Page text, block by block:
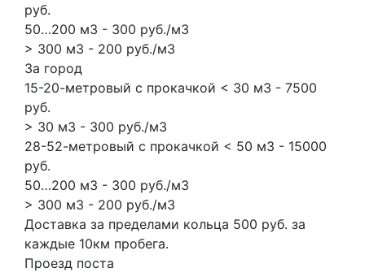
руб.
50…200 м3 - 300 руб./м3
> 300 м3 - 200 руб./м3
За город
15-20-метровый с прокачкой < 30 м3 - 7500
руб.
> 30 м3 - 300 руб./м3
28-52-метровый с прокачкой < 50 м3 - 15000
руб.
50…200 м3 - 300 руб./м3
> 300 м3 - 200 руб./м3
Доставка за пределами кольца 500 руб. за
каждые 10км пробега.
Проезд поста